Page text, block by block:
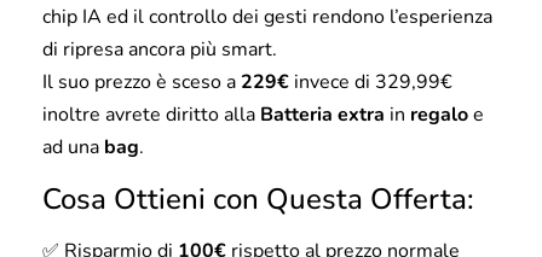
chip IA ed il controllo dei gesti rendono l’esperienza
di ripresa ancora più smart.
Il suo prezzo è sceso a 229€ invece di 329,99€
inoltre avrete diritto alla Batteria extra in regaloe
ad una bag.
Cosa Ottieni con Questa Offerta:
✅ Risparmio di 100€ rispetto al prezzo normale